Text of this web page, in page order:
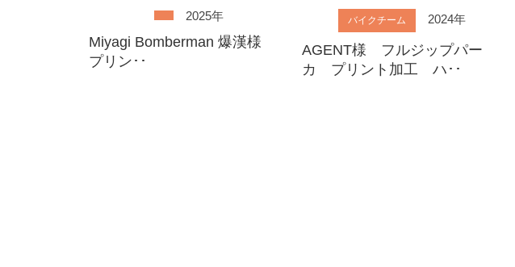
2025年
Miyagi Bomberman 爆漢様
プリン･･
バイクチーム 2024年
AGENT様 フルジップパー
カ プリント加工 ハ･･